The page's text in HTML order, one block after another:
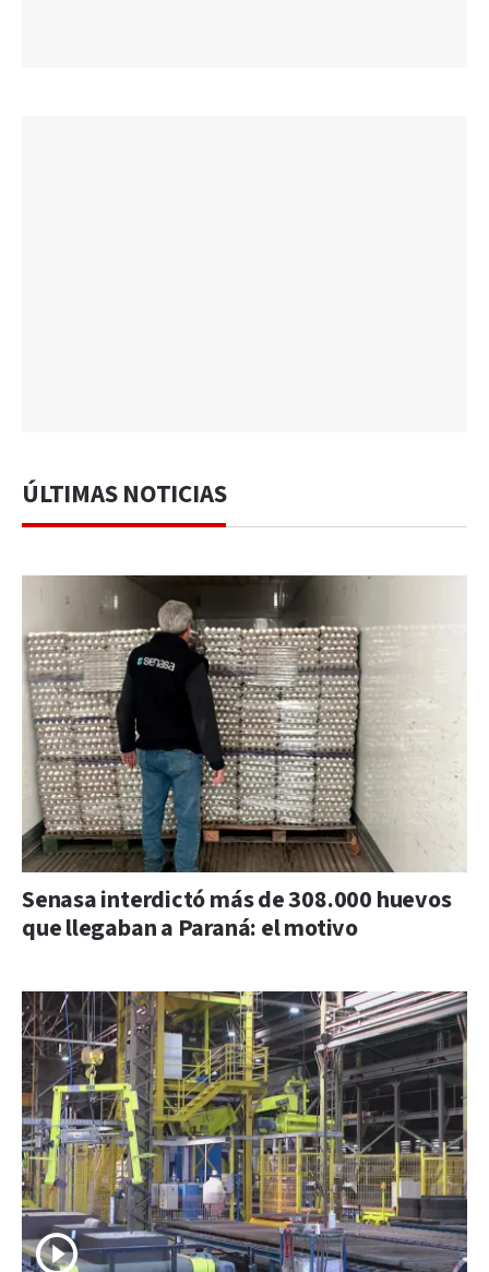
ÚLTIMAS NOTICIAS
Senasa interdictó más de 308.000 huevos
que llegaban a Paraná: el motivo